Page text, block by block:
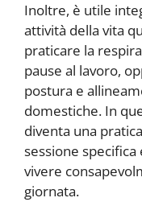
Inoltre, è utile
attività della vita
praticare la
pause al lavoro,
postura e
domestiche. In
diventa una
sessione
vivere
giornata.